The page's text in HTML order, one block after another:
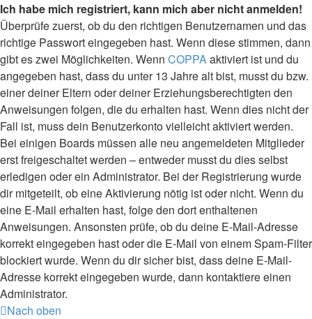
Ich habe mich registriert, kann mich aber nicht anmelden!
Überprüfe zuerst, ob du den richtigen Benutzernamen und das
richtige Passwort eingegeben hast. Wenn diese stimmen, dann
gibt es zwei Möglichkeiten. Wenn COPPAaktiviert ist und du
angegeben hast, dass du unter 13 Jahre alt bist, musst du bzw.
einer deiner Eltern oder deiner Erziehungsberechtigten den
Anweisungen folgen, die du erhalten hast. Wenn dies nicht der
Fall ist, muss dein Benutzerkonto vielleicht aktiviert werden.
Bei einigen Boards müssen alle neu angemeldeten Mitglieder
erst freigeschaltet werden – entweder musst du dies selbst
erledigen oder ein Administrator. Bei der Registrierung wurde
dir mitgeteilt, ob eine Aktivierung nötig ist oder nicht. Wenn du
eine E-Mail erhalten hast, folge den dort enthaltenen
Anweisungen. Ansonsten prüfe, ob du deine E-Mail-Adresse
korrekt eingegeben hast oder die E-Mail von einem Spam-Filter
blockiert wurde. Wenn du dir sicher bist, dass deine E-Mail-
Adresse korrekt eingegeben wurde, dann kontaktiere einen
Administrator.
Nach oben